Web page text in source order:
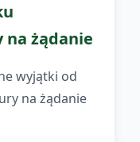
żądanie
wyjątki od
na żądanie